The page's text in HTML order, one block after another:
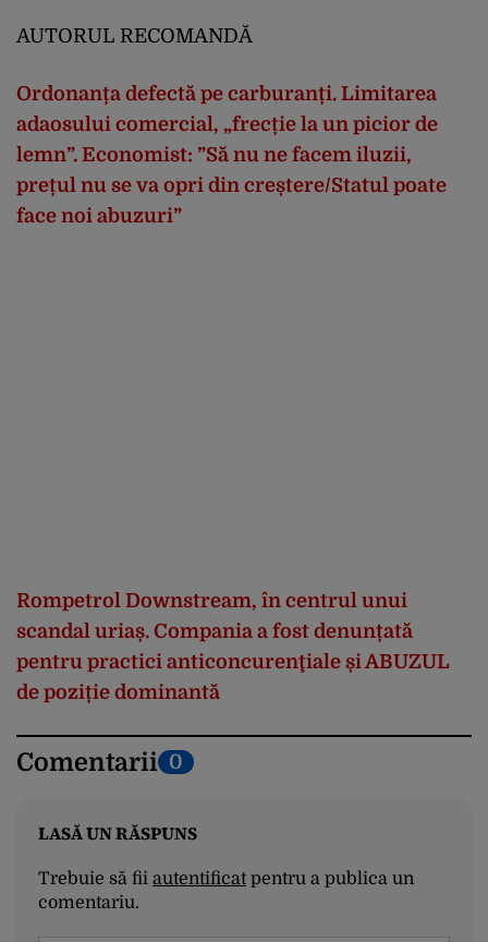
AUTORUL RECOMANDĂ
Ordonanța defectă pe carburanți. Limitarea
adaosului comercial, „frecție la un picior de
lemn”. Economist: ”Să nu ne facem iluzii,
prețul nu se va opri din creștere/Statul poate
face noi abuzuri”
Rompetrol Downstream, în centrul unui
scandal uriaș. Compania a fost denunțată
pentru practici anticoncurenţiale și ABUZUL
de poziție dominantă
Comentarii 0
LASĂ UN RĂSPUNS
Trebuie să fii autentificatpentru a publica un
comentariu.